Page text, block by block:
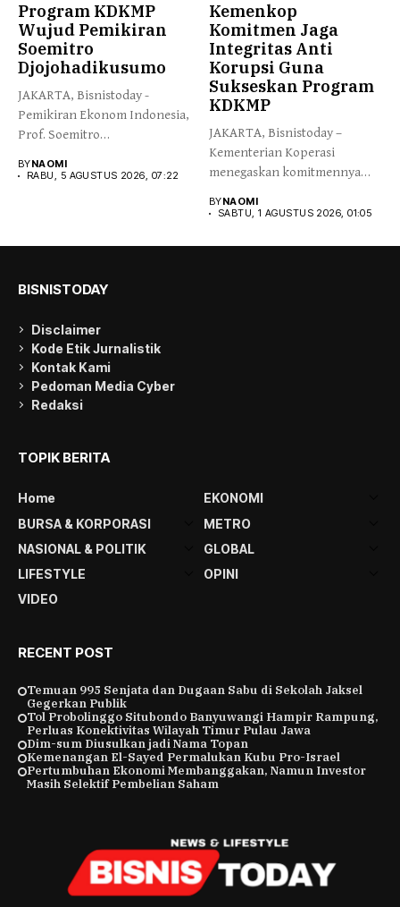
Program KDKMP
Wujud Pemikiran
Soemitro
Djojohadikusumo
JAKARTA, Bisnistoday -
Pemikiran Ekonom Indonesia,
Prof. Soemitro
menegaskan kemerdekaan...
BYNAOMI
RABU, 5 AGUSTUS 2026, 07:22
Kemenkop
Komitmen Jaga
Integritas Anti
Korupsi Guna
Sukseskan Program
KDKMP
JAKARTA, Bisnistoday –
Kementerian Koperasi
menegaskan komitmennya
kepercayaan publik...
BYNAOMI
SABTU, 1 AGUSTUS 2026, 01:05
BISNISTODAY
Disclaimer
Kode Etik Jurnalistik
Kontak Kami
Pedoman Media Cyber
Redaksi
TOPIK BERITA
Home
EKONOMI
BURSA & KORPORASI
METRO
NASIONAL & POLITIK
GLOBAL
LIFESTYLE
OPINI
VIDEO
RECENT POST
Temuan 995 Senjata dan Dugaan Sabu di Sekolah Jaksel
Gegerkan Publik
Tol Probolinggo Situbondo Banyuwangi Hampir Rampung,
Perluas Konektivitas Wilayah Timur Pulau Jawa
Dim-sum Diusulkan jadi Nama Topan
Kemenangan El-Sayed Permalukan Kubu Pro-Israel
Pertumbuhan Ekonomi Membanggakan, Namun Investor
Masih Selektif Pembelian Saham